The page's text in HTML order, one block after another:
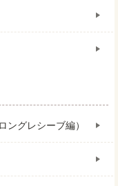
ングレシーブ編）